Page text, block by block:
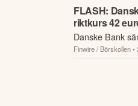
reachstackers
FLASH:
riktkurs 42
Danske Bank
Finwire / Börskollen•